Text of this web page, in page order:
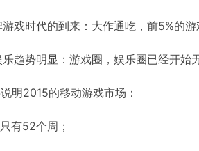
戏时代的到来：大作通吃，前5%的游
趋势明显：游戏圈，娱乐圈已经开始
明2015的移动游戏市场：
有52个周；